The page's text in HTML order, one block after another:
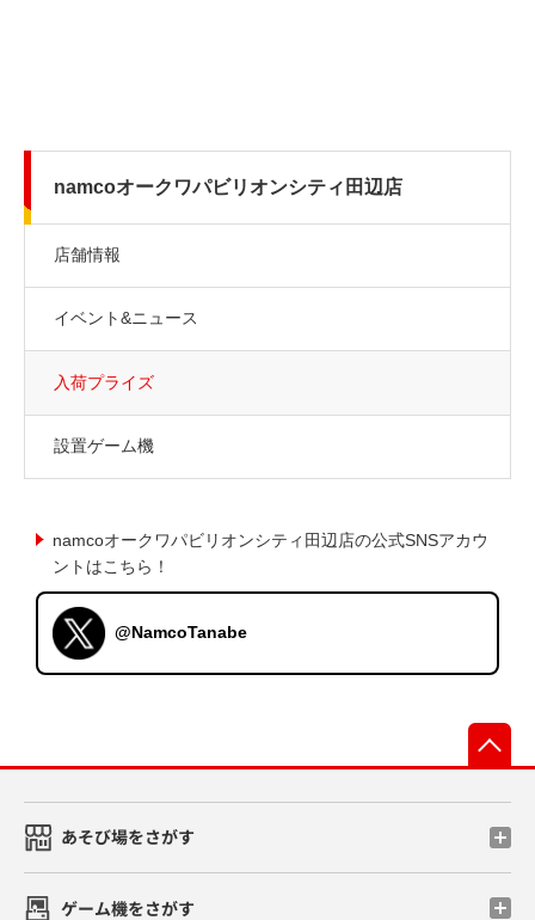
namcoオークワパビリオンシティ田辺店
店舗情報
イベント&ニュース
入荷プライズ
設置ゲーム機
namcoオークワパビリオンシティ田辺店の公式SNSアカウ
ントはこちら！
@NamcoTanabe
あそび場をさがす
ゲーム機をさがす